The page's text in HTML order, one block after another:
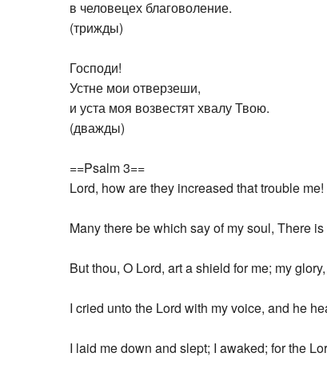
в человецех благоволение.
(трижды)
Господи!
Устне мои отверзеши,
и уста моя возвестят хвалу Твою.
(дважды)
==Psalm 3==
Lord, how are they increased that trouble
Many there be which say of my soul, There
But thou, O Lord, art a shield for me; my
I cried unto the Lord with my voice, and he
I laid me down and slept; I awaked; for the